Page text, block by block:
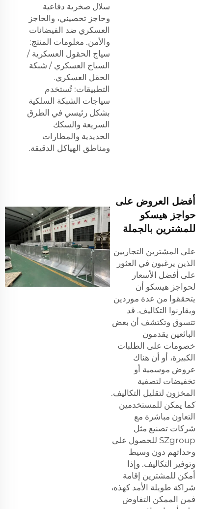
سلال صخرية دفاعية
وحاجز تحصيني، والحاجز
العسكري ضد الفيضانات
والأمن. معلومات المنتج:
سياج الحقول العسكرية /
السياج العسكري / شبكة
الحقل العسكري.
التطبيقات: تُستخدم
سياجات الشبكة السلكية
بشكل رئيسي في الطرق
السريعة والسكك
الحديدية والمطارات
ومناطق الهياكل الدقيقة.
أفضل العروض على
حواجز هيسكو
للمشترين بالجملة
على المشترين التجاريين
الذين يرغبون في العثور
على أفضل الأسعار
لحواجز هيسكو أن
يتحققوا من عدة موردين
ويقارنوا التكاليف. قد
تتسوق وتكتشف أن بعض
البائعين يقدمون
خصومات على الطلبات
الكبيرة، أو أن هناك
عروض موسمية أو
تخفيضات لتصفية
المخزون لتقليل التكاليف.
كما يمكن للمستخدمين
التعاون مباشرة مع
شركات تصنيع مثل
SZgroup للحصول على
وحداتهم دون وسيط
وتوفير التكاليف. وإذا
أمكن للمشترين إقامة
شراكة طويلة الأمد كهذه،
فمن الممكن التفاوض